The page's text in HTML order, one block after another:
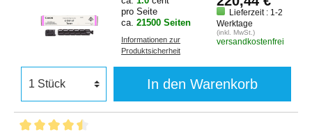
pro Seite
ca. 21500 Seiten
Informationen zur
Produktsicherheit
Lieferzeit : 1-2
Werktage
(inkl. MwSt.)
versandkostenfrei
In den Warenkorb